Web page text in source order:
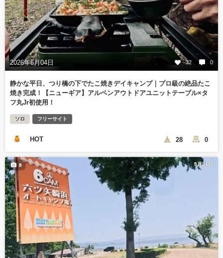
2026年6月04日 32 0
静かな平日、つり橋の下でたこ焼きデイキャンプ｜プロ級の絶品たこ
焼き完成！【ニューギア】アルペンアウトドアユニットテーブル×タ
フ丸Jr初使用！
ソロ フリーサイト
HOT 28 0
5月31日
8